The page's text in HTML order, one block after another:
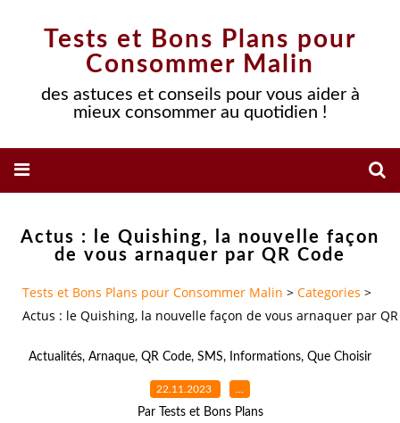
Tests et Bons Plans pour
Consommer Malin
des astuces et conseils pour vous aider à
mieux consommer au quotidien !
Actus : le Quishing, la nouvelle façon
de vous arnaquer par QR Code
Tests et Bons Plans pour Consommer Malin > Categories >
Actus : le Quishing, la nouvelle façon de vous arnaquer par QR
Actualités, Arnaque, QR Code, SMS, Informations, Que Choisir
22.11.2023 …
Par Tests et Bons Plans